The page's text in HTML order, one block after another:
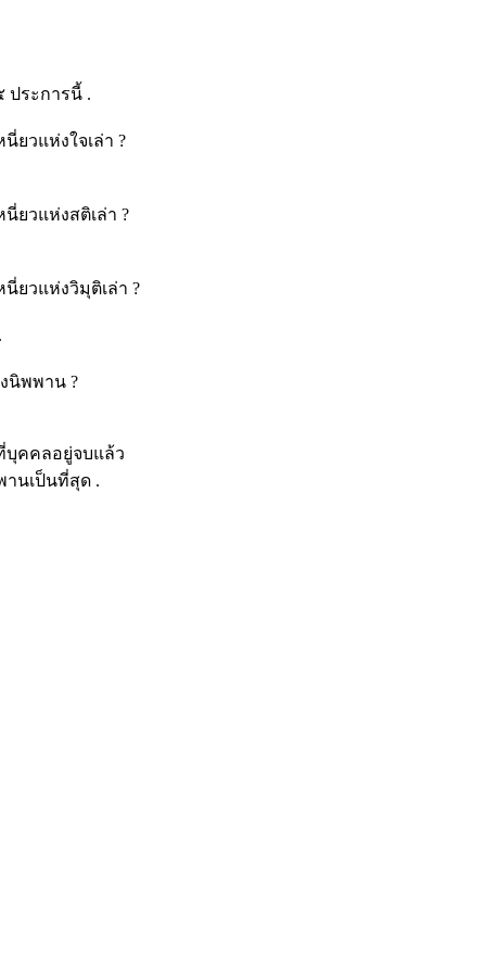
ประการนี้ .
ยวแห่งใจเล่า ?
ยวแห่งสติเล่า ?
ยวแห่งวิมุติเล่า ?
นิพพาน ?
บุคคลอยู่จบแล้ว
นเป็นที่สุด .